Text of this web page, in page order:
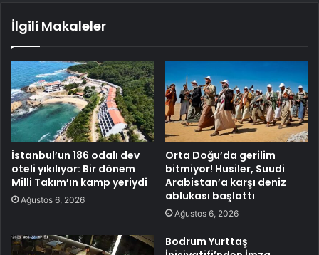
İlgili Makaleler
İstanbul’un 186 odalı dev
oteli yıkılıyor: Bir dönem
Milli Takım’ın kamp yeriydi
Ağustos 6, 2026
Orta Doğu’da gerilim
bitmiyor! Husiler, Suudi
Arabistan’a karşı deniz
ablukası başlattı
Ağustos 6, 2026
Bodrum Yurttaş